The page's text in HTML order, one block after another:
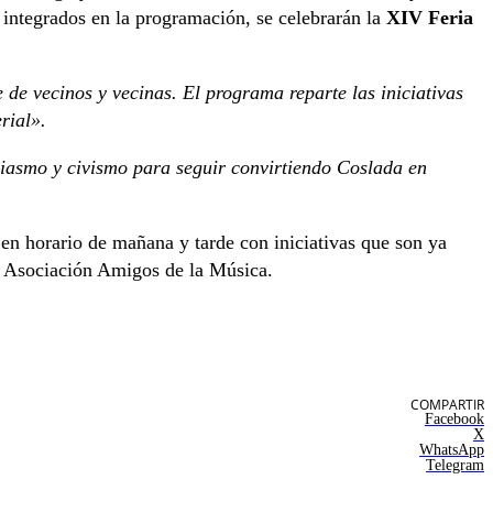
en la programación, se celebrarán la XIV Feria
vecinos y vecinas. El programa reparte las iniciativas
y civismo para seguir convirtiendo Coslada en
horario de mañana y tarde con iniciativas que son ya
Amigos de la Música.
COMPARTIR
Facebook
X
WhatsApp
Telegram